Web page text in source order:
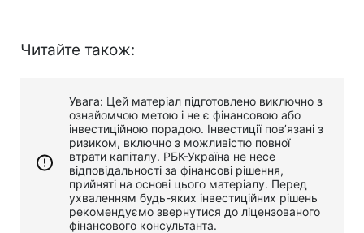
Читайте також:
Увага: Цей матеріал підготовлено виключно з
ознайомчою метою і не є фінансовою або
інвестиційною порадою. Інвестиції пов’язані з
ризиком, включно з можливістю повної
втрати капіталу. РБК-Україна не несе
відповідальності за фінансові рішення,
прийняті на основі цього матеріалу. Перед
ухваленням будь-яких інвестиційних рішень
рекомендуємо звернутися до ліцензованого
фінансового консультанта.